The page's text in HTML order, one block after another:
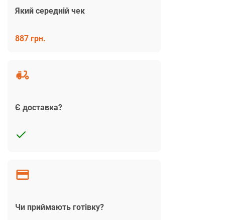
Який середній чек
887 грн.
Є доставка?
Чи приймають готівку?